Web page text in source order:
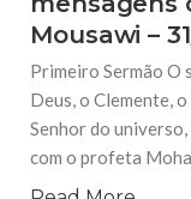
BIBLIOTECA
25 DE AGOSTO DE
no Encontro
Em nome de Deus,
Altíssimo, disse no
justiça, a caridade,
obscenidade, o
Mousawi –
Primeiro Sermão O
Deus, o Clemente,
Senhor do universo,
com o profeta